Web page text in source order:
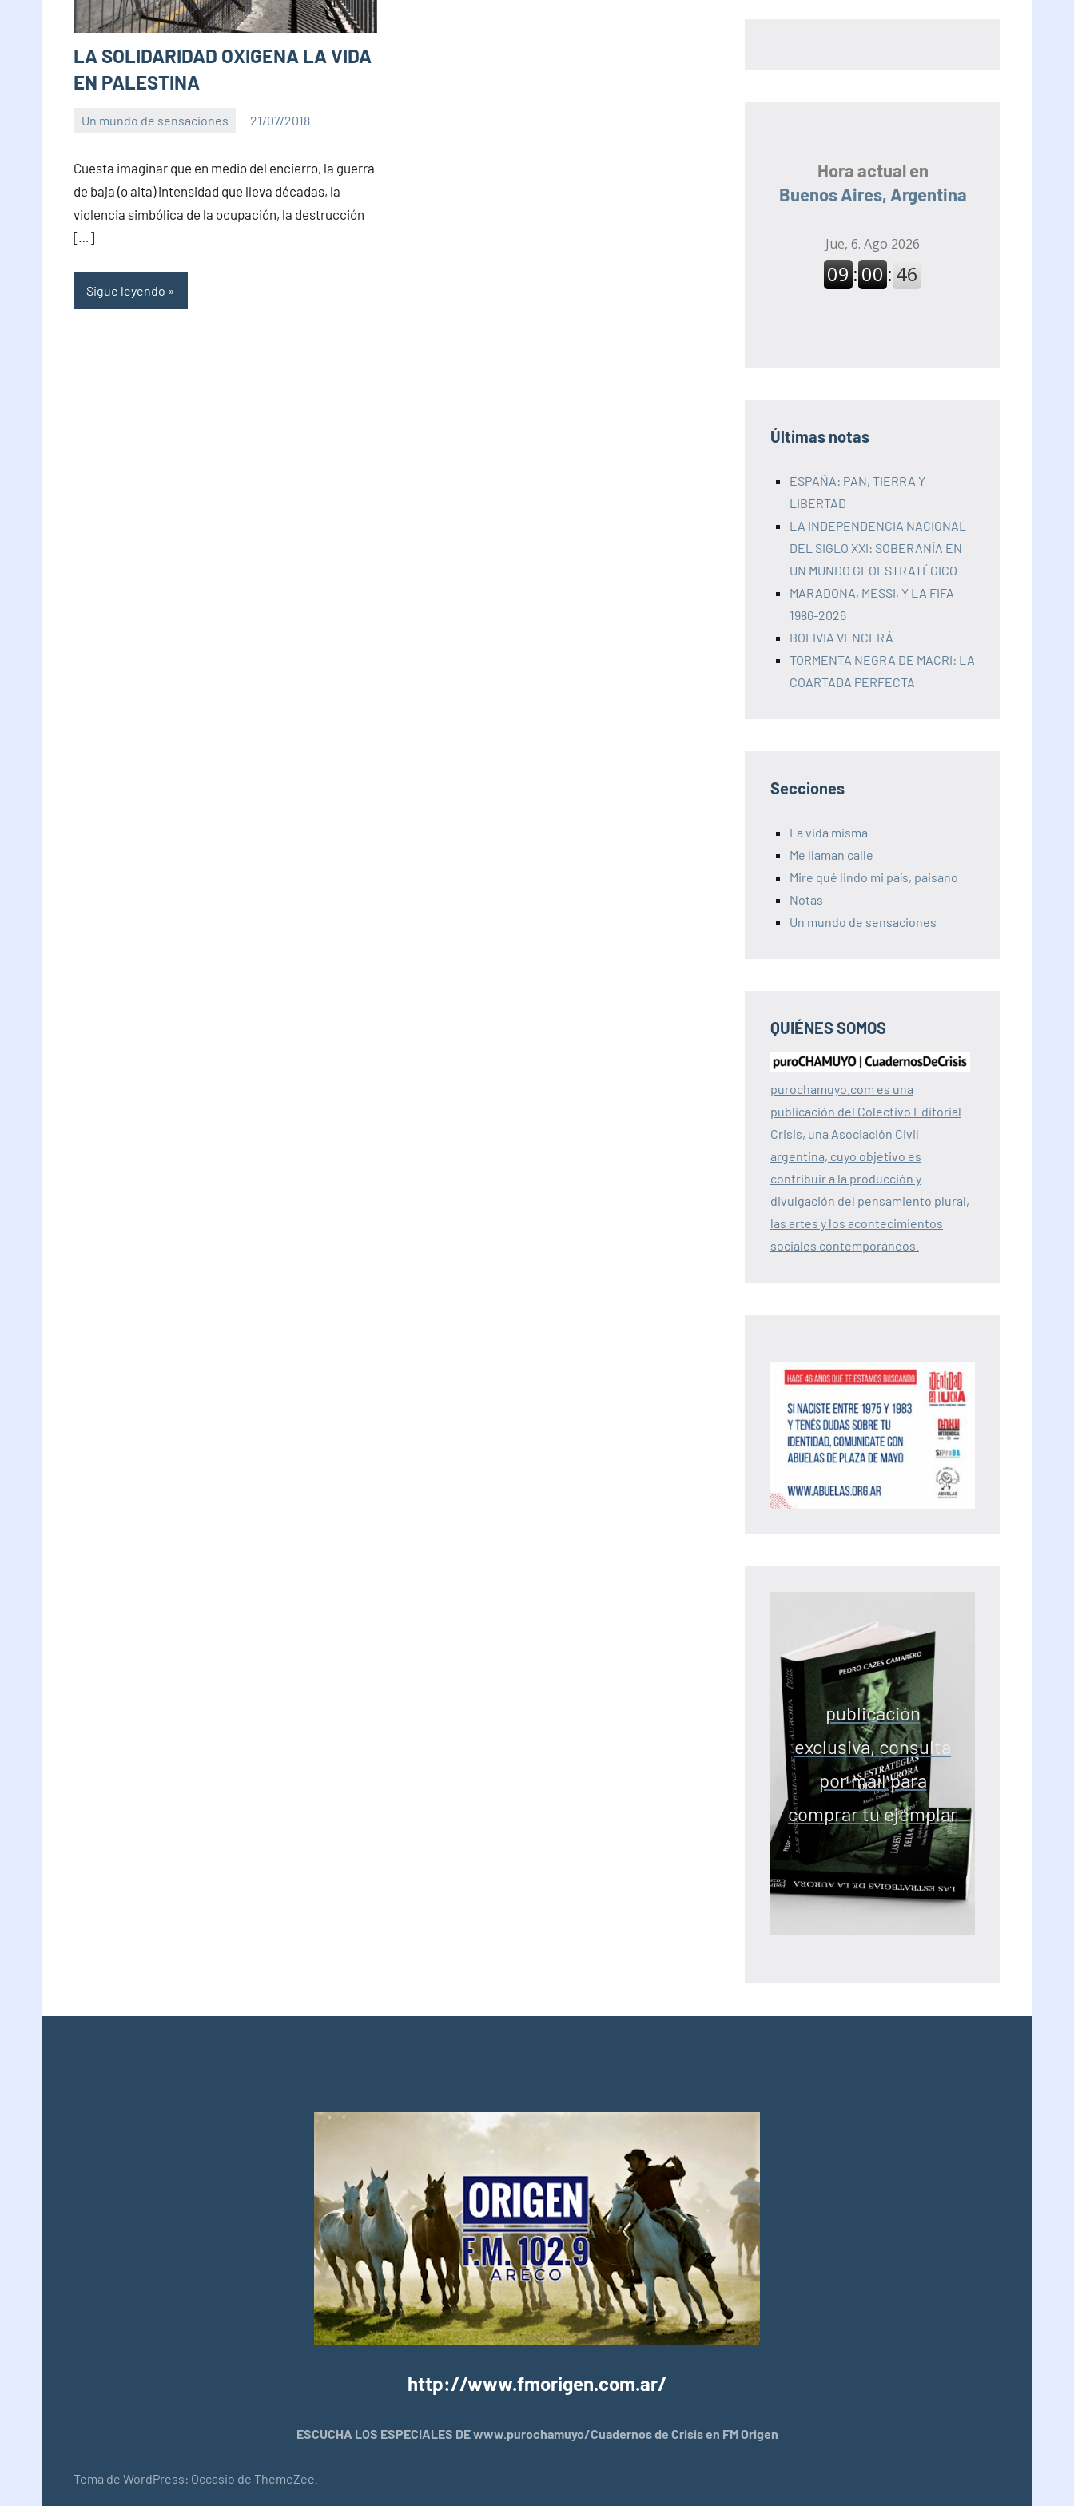
LA SOLIDARIDAD OXIGENA LA VIDA
EN PALESTINA
Un mundo de sensaciones 21/07/2018
comentarios
Cuesta imaginar que en medio del encierro, la guerra
de baja (o alta) intensidad que lleva décadas, la
violencia simbólica de la ocupación, la destrucción
[…]
Sigue leyendo
Hora actual en
Buenos Aires, Argentina
Últimas notas
ESPAÑA: PAN, TIERRA Y
LIBERTAD
LA INDEPENDENCIA NACIONAL
DEL SIGLO XXI: SOBERANÍA EN
UN MUNDO GEOESTRATÉGICO
MARADONA, MESSI, Y LA FIFA
1986-2026
BOLIVIA VENCERÁ
TORMENTA NEGRA DE MACRI: LA
COARTADA PERFECTA
Secciones
La vida misma
Me llaman calle
Mire qué lindo mi país, paisano
Notas
Un mundo de sensaciones
QUIÉNES SOMOS
purochamuyo.com es una
publicación del Colectivo Editorial
Crisis, una Asociación Civil
argentina, cuyo objetivo es
contribuir a la producción y
divulgación del pensamiento plural,
las artes y los acontecimientos
sociales contemporáneos.
publicación
exclusiva, consulta
por mail para
comprar tu ejemplar
http://www.fmorigen.com.ar/
ESCUCHA LOS ESPECIALES DE www.purochamuyo/Cuadernos de Crisis en FM Origen
Tema de WordPress: Occasio de ThemeZee.